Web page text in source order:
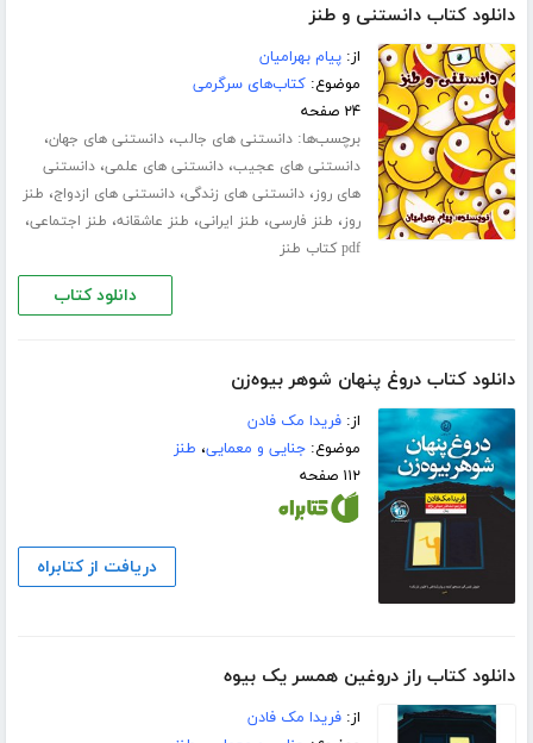
دانلود کتاب دانستنی و طنز
از:پیام بهرامیان
موضوع:کتاب‌های سرگرمی
۲۴ صفحه
برچسب‌ها:دانستنی های جالب،دانستنی های جهان،
دانستنی های عجیب،دانستنی های علمی،دانستنی
های روز،دانستنی های زندگی،دانستنی های ازدواج، طنز
روز، طنز فارسی، طنز ایرانی، طنز عاشقانه، طنز اجتماعی،
pdf کتاب طنز
دانلود کتاب
دانلود کتاب دروغ پنهان شوهر بیوه‌زن
از:فریدا مک فادن
موضوع:جنایی و معمایی، طنز
۱۱۲ صفحه
دریافت از کتابراه
دانلود کتاب راز دروغین همسر یک بیوه
از:فریدا مک فادن